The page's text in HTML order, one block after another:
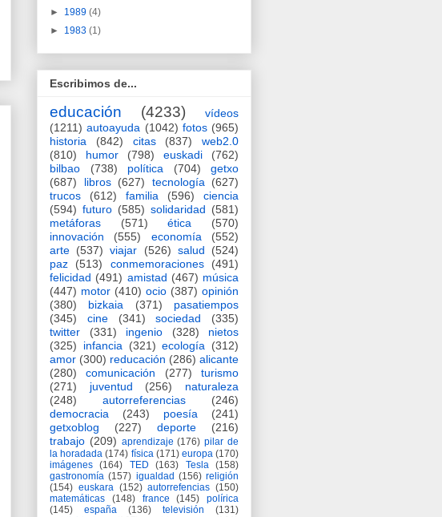
► 1989 (4)
► 1983 (1)
Escribimos de...
educación (4233)
vídeos
(1211) autoayuda (1042) fotos (965)
historia
(842) citas (837)
web2.0
(810)
humor (798) euskadi
(762)
bilbao
(738) política (704)
getxo
(687)
libros (627) tecnología
(627)
trucos
(612) familia (596)
ciencia
(594) futuro (585) solidaridad (581)
metáforas
(571) ética
(570)
innovación
(555) economía
(552)
arte (537) viajar (526) salud
(524)
paz
(513) conmemoraciones
(491)
felicidad (491) amistad (467) música
(447) motor (410) ocio (387) opinión
(380)
bizkaia (371)
pasatiempos
(345)
cine (341) sociedad
(335)
twitter
(331) ingenio (328)
nietos
(325)
infancia (321) ecología
(312)
amor (300) reducación (286) alicante
(280)
comunicación (277)
turismo
(271)
juventud (256)
naturaleza
(248)
autorreferencias
(246)
democracia
(243) poesía
(241)
getxoblog
(227) deporte
(216)
trabajo (209) aprendizaje (176) pilar de
la horadada (174) física (171) europa (170)
imágenes
(164) TED (163) Tesla
(158)
gastronomía (157) igualdad (156) religión
(154) euskara (152) autorrefencias (150)
matemáticas
(148) france (145)
polírica
(145)
españa (136) televisión
(131)